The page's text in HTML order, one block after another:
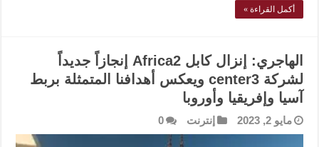
أكمل القراءة »
الهاجري: إنزال كابل Africa2 إنجازاً جديداً
لشركة center3 ويعكس أهدافنا المتمثلة بربط
آسيا وإفريقيا وأوروبا
مايو 2, 2023 إنترنت 0